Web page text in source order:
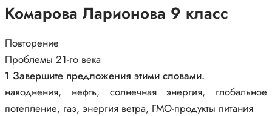
Комарова Ларионова 9 класс
Повторение
Проблемы 21-го века
1 Завершите предложения этими словами.
наводнения, нефть, солнечная энергия, глобальное
потепление, газ, энергия ветра, ГМО-продукты питания